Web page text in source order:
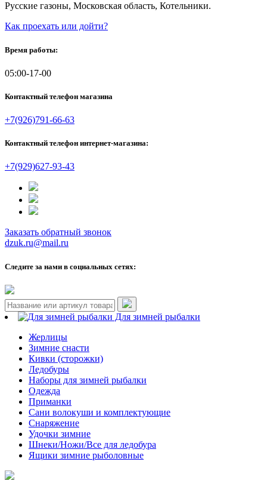
Русские газоны, Московская область, Котельники.
Как проехать или дойти?
Время работы:
05:00-17-00
Контактный телефон магазина
+7(926)791-66-63
Контактный телефон интернет-магазина:
+7(929)627-93-43
Заказать обратный звонок
dzuk.ru@mail.ru
Следите за нами в социальных сетях:
Для зимней рыбалки
Жерлицы
Зимние снасти
Кивки (сторожки)
Ледобуры
Наборы для зимней рыбалки
Одежда
Приманки
Сани волокуши и комплектующие
Снаряжение
Удочки зимние
Шнеки/Ножи/Все для ледобура
Ящики зимние рыболовные